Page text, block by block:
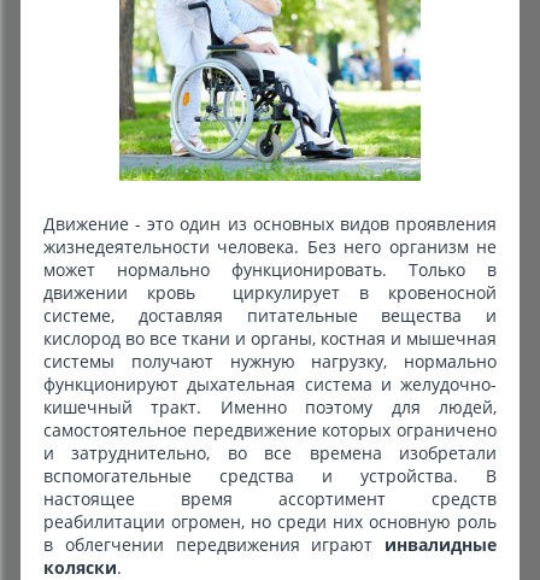
Движение - это один из основных видов проявления
жизнедеятельности человека. Без него организм не
может нормально функционировать. Только в
движении кровь циркулирует в кровеносной
системе, доставляя питательные вещества и
кислород во все ткани и органы, костная и мышечная
системы получают нужную нагрузку, нормально
функционируют дыхательная система и желудочно-
кишечный тракт. Именно поэтому для людей,
самостоятельное передвижение которых ограничено
и затруднительно, во все времена изобретали
вспомогательные средства и устройства. В
настоящее время ассортимент средств
реабилитации огромен, но среди них основную роль
в облегчении передвижения играют инвалидные
коляски.